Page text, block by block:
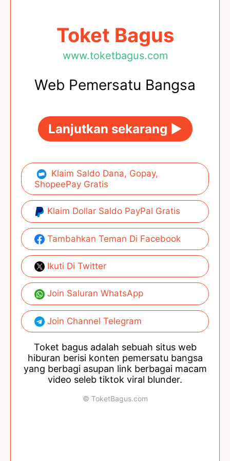
Toket Bagus
www.toketbagus.com
Web Pemersatu Bangsa
Lanjutkan sekarang ►
Klaim Saldo Dana, Gopay,
ShopeePay Gratis
Klaim Dollar Saldo PayPal Gratis
Tambahkan Teman Di Facebook
Ikuti Di Twitter
Join Saluran WhatsApp
Join Channel Telegram
Toket bagus adalah sebuah situs web
hiburan berisi konten pemersatu bangsa
yang berbagi asupan link berbagai macam
video seleb tiktok viral blunder.
© ToketBagus.com